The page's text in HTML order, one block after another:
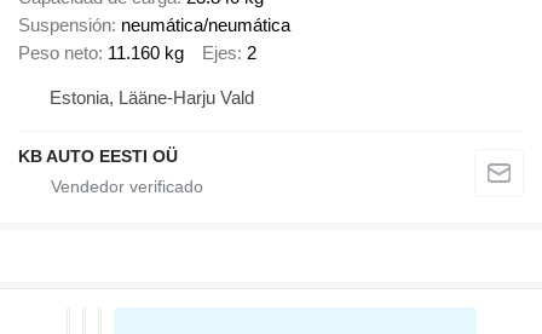
Suspensión neumática/neumática
Peso neto 11.160 kg Ejes 2
Estonia, Lääne-Harju Vald
KB AUTO EESTI OÜ